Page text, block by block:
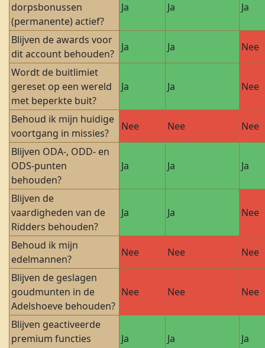
dorpsbonussen
(permanente) actief?
Ja Ja Ja
Blijven de awards voor
dit account behouden?
Ja Ja
Nee
Wordt de buitlimiet
gereset op een wereld
met beperkte buit?
Ja Ja Nee
Behoud ik mijn huidige
voortgang in missies?
Nee Nee
Nee
Blijven ODA-, ODD- en
ODS-punten
behouden?
Ja Ja Ja
Blijven de
vaardigheden van de
Ridders behouden?
Ja Ja Nee
Behoud ik mijn
edelmannen?
Nee Nee
Nee
Blijven de geslagen
goudmunten in de
Adelshoeve behouden?
Nee Nee Nee
Blijven geactiveerde
premium functies
Ja Ja Ja